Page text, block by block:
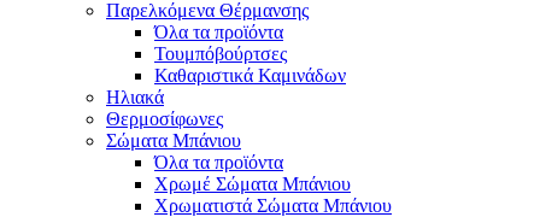
Παρελκόμενα Θέρμανσης
Όλα τα προϊόντα
Τουμπόβούρτσες
Καθαριστικά Καμινάδων
Ηλιακά
Θερμοσίφωνες
Σώματα Μπάνιου
Όλα τα προϊόντα
Χρωμέ Σώματα Μπάνιου
Χρωματιστά Σώματα Μπάνιου